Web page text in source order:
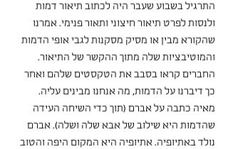
התרגיל בשבוע שעבר היה לכתוב תיאור דמות
ולנסות לפרט תיאור חיצוני ותאור פנימי. אמרנו
שהקורא מבין או מסיק מסקנות לגבי אופי הדמות
והמוטיבציות שלה מתוך ההקשר של התיאור.
החברים קראו בסבב את הטקסטים שלהם ואחר
כך דיברנו על הדמות, מה אנחנו מבינים עליה.
מאיה כתבה על אברם (תוך כדי השיחה העידה
שהדמות היא שילוב של אבא שלה ושלה). אברם
נולד באתיופיה. אתיופיה היא המקום היפה והטוב